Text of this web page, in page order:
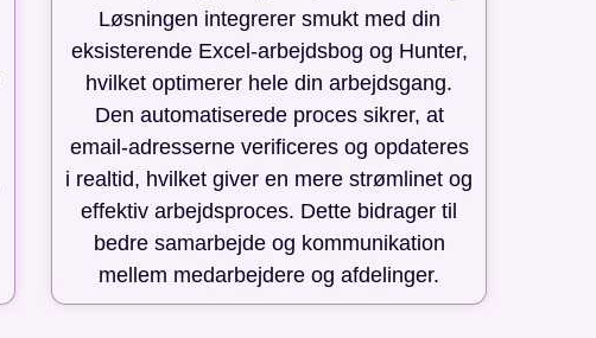
Løsningen integrerer smukt med din
eksisterende Excel-arbejdsbog og Hunter,
hvilket optimerer hele din arbejdsgang.
Den automatiserede proces sikrer, at
email-adresserne verificeres og opdateres
i realtid, hvilket giver en mere strømlinet og
effektiv arbejdsproces. Dette bidrager til
bedre samarbejde og kommunikation
mellem medarbejdere og afdelinger.